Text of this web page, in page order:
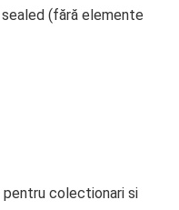
(fără elemente
colectionari si